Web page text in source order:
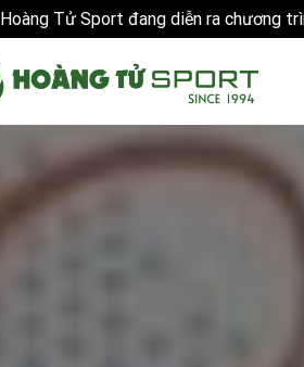
Hoàng Tử Sport đang diễn ra chương